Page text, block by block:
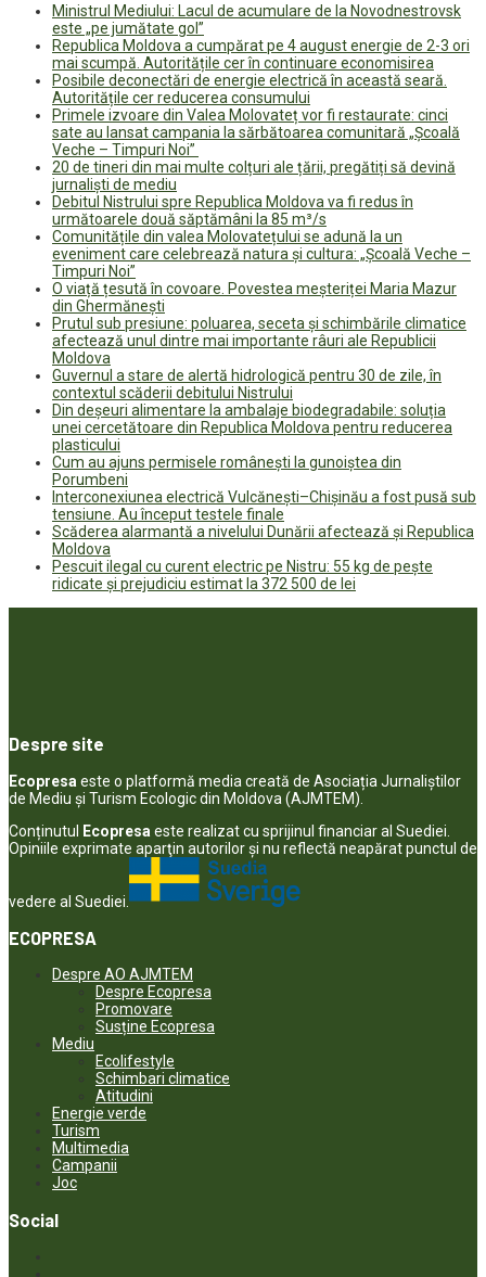
Ministrul Mediului: Lacul de acumulare de la Novodnestrovsk
este „pe jumătate gol”
Republica Moldova a cumpărat pe 4 august energie de 2-3 ori
mai scumpă. Autoritățile cer în continuare economisirea
Posibile deconectări de energie electrică în această seară.
Autoritățile cer reducerea consumului
Primele izvoare din Valea Molovateț vor fi restaurate: cinci
sate au lansat campania la sărbătoarea comunitară „Școală
Veche – Timpuri Noi”
20 de tineri din mai multe colțuri ale țării, pregătiți să devină
jurnaliști de mediu
Debitul Nistrului spre Republica Moldova va fi redus în
următoarele două săptămâni la 85 m³/s
Comunitățile din valea Molovatețului se adună la un
eveniment care celebrează natura și cultura: „Școală Veche –
Timpuri Noi”
O viață țesută în covoare. Povestea meșteriței Maria Mazur
din Ghermănești
Prutul sub presiune: poluarea, seceta și schimbările climatice
afectează unul dintre mai importante râuri ale Republicii
Moldova
Guvernul a stare de alertă hidrologică pentru 30 de zile, în
contextul scăderii debitului Nistrului
Din deșeuri alimentare la ambalaje biodegradabile: soluția
unei cercetătoare din Republica Moldova pentru reducerea
plasticului
Cum au ajuns permisele românești la gunoiștea din
Porumbeni
Interconexiunea electrică Vulcănești–Chișinău a fost pusă sub
tensiune. Au început testele finale
Scăderea alarmantă a nivelului Dunării afectează și Republica
Moldova
Pescuit ilegal cu curent electric pe Nistru: 55 kg de pește
ridicate și prejudiciu estimat la 372 500 de lei
Despre site
Ecopresa este o platformă media creată de Asociația Jurnaliștilor
de Mediu și Turism Ecologic din Moldova (AJMTEM).
Conținutul
Ecopresa este realizat cu sprijinul financiar al Suediei.
Opiniile exprimate aparţin autorilor şi nu reflectă neapărat punctul de
vedere al Suediei.
ECOPRESA
Despre AO AJMTEM
Despre Ecopresa
Promovare
Susține Ecopresa
Mediu
Ecolifestyle
Schimbari climatice
Atitudini
Energie verde
Turism
Multimedia
Campanii
Joc
Social